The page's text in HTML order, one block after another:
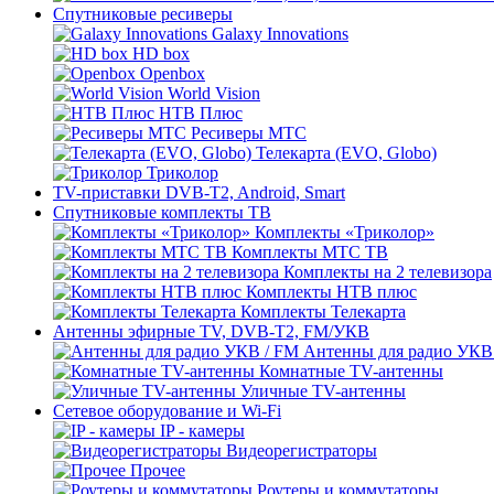
Спутниковые ресиверы
Galaxy Innovations
HD box
Openbox
World Vision
НТВ Плюс
Ресиверы МТС
Телекарта (EVO, Globo)
Триколор
TV-приставки DVB-T2, Android, Smart
Спутниковые комплекты ТВ
Комплекты «Триколор»
Комплекты МТС ТВ
Комплекты на 2 телевизора
Комплекты НТВ плюс
Комплекты Телекарта
Антенны эфирные TV, DVB-T2, FM/УКВ
Антенны для радио
Комнатные TV-антенны
Уличные TV-антенны
Сетевое оборудование и Wi-Fi
IP - камеры
Видеорегистраторы
Прочее
Роутеры и коммутаторы